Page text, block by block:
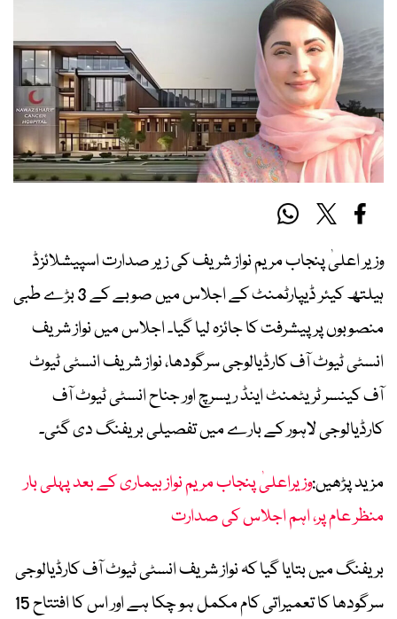
وزیر اعلیٰ پنجاب مریم نواز شریف کی زیر صدارت اسپیشلائزڈ
ہیلتھ کیئر ڈیپارٹمنٹ کے اجلاس میں صوبے کے 3 بڑے طبی
منصوبوں پر پیشرفت کا جائزہ لیا گیا۔ اجلاس میں نواز شریف
انسٹی ٹیوٹ آف کارڈیالوجی سرگودھا، نواز شریف انسٹی ٹیوٹ
آف کینسر ٹریٹمنٹ اینڈ ریسرچ اور جناح انسٹی ٹیوٹ آف
کارڈیالوجی لاہور کے بارے میں تفصیلی بریفنگ دی گئی۔
مزید پڑھیں:وزیراعلیٰ پنجاب مریم نواز بیماری کے بعد پہلی بار
منظر عام پر، اہم اجلاس کی صدارت
بریفنگ میں بتایا گیا کہ نواز شریف انسٹی ٹیوٹ آف کارڈیالوجی
سرگودھا کا تعمیراتی کام مکمل ہو چکا ہے اور اس کا افتتاح 15